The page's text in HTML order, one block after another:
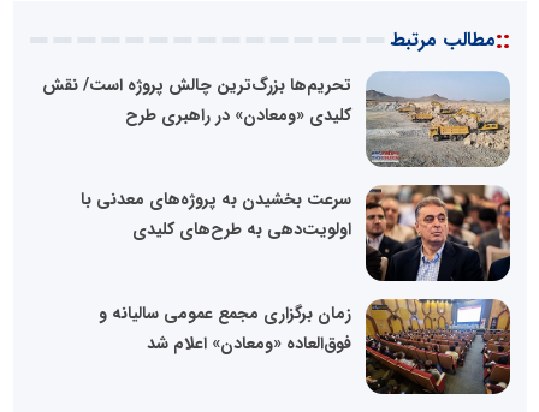
::مطالب مرتبط
تحریم‌ها بزرگ‌ترین چالش پروژه است/ نقش
کلیدی «ومعادن» در راهبری طرح
سرعت بخشیدن به پروژه‌های معدنی با
اولویت‌دهی به طرح‌های کلیدی
زمان برگزاری مجمع عمومی سالیانه و
فوق‌العاده «ومعادن» اعلام شد